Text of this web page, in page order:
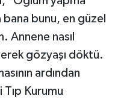
bunu, en güzel
Annene nasıl
gözyaşı döktü.
ardından
Kurumu